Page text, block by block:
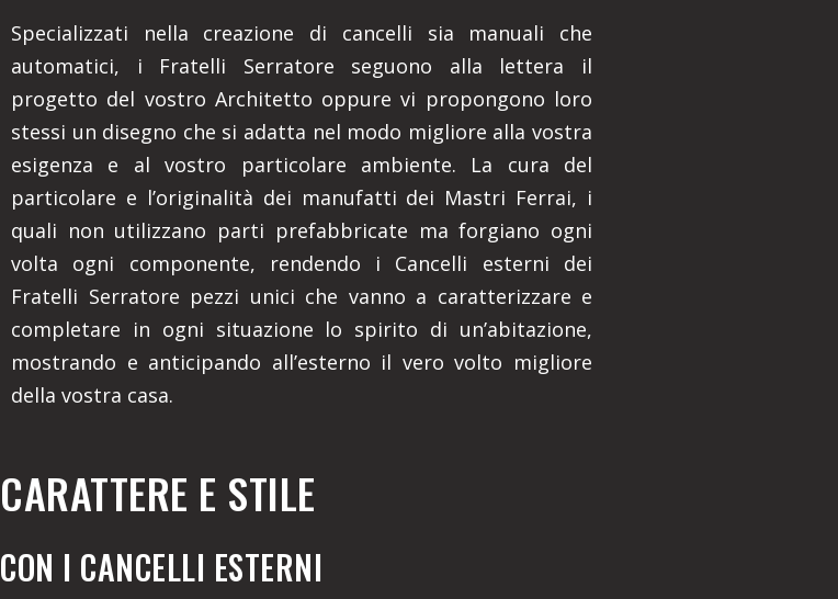
Specializzati nella creazione di cancelli sia manuali che
automatici, i Fratelli Serratore seguono alla lettera il
progetto del vostro Architetto oppure vi propongono loro
stessi un disegno che si adatta nel modo migliore alla vostra
esigenza e al vostro particolare ambiente. La cura del
particolare e l’originalità dei manufatti dei Mastri Ferrai, i
quali non utilizzano parti prefabbricate ma forgiano ogni
volta ogni componente, rendendo i Cancelli esterni dei
Fratelli Serratore pezzi unici che vanno a caratterizzare e
completare in ogni situazione lo spirito di un’abitazione,
mostrando e anticipando all’esterno il vero volto migliore
della vostra casa.
CARATTERE E STILE
CON I CANCELLI ESTERNI